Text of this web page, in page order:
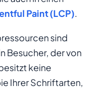
Paint (LCP).
sind
Besucher, der von
keine
Ihrer Schriftarten,